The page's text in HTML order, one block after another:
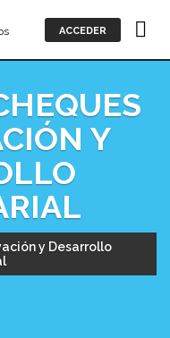
ACCEDER
Y
y Desarrollo